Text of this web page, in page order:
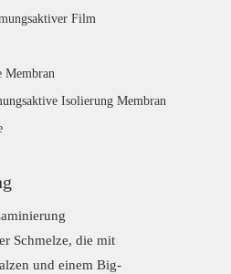
Film
Membran
Isolierung Membran
Schmelze, die mit
und einem Big-